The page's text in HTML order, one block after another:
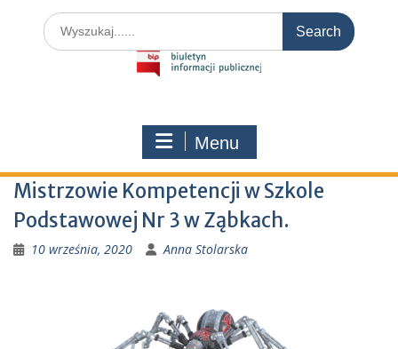
Search
for:
Menu
Mistrzowie Kompetencji w Szkole
Podstawowej Nr 3 w Ząbkach.
10 września, 2020 Anna Stolarska